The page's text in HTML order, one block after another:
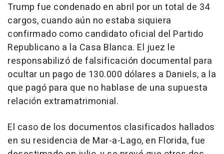
Trump fue condenado en abril por un total de 34
cargos, cuando aún no estaba siquiera
confirmado como candidato oficial del Partido
Republicano a la Casa Blanca. El juez le
responsabilizó de falsificación documental para
ocultar un pago de 130.000 dólares a Daniels, a la
que pagó para que no hablase de una supuesta
relación extramatrimonial.
El caso de los documentos clasificados hallados
en su residencia de Mar-a-Lago, en Florida, fue